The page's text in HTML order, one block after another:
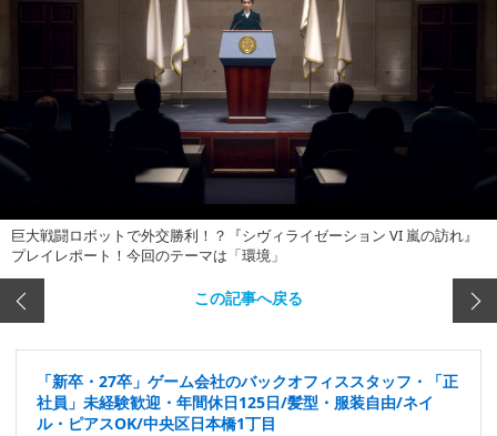
巨大戦闘ロボットで外交勝利！？『シヴィライゼーション VI 嵐の訪れ』
プレイレポート！今回のテーマは「環境」
この記事へ戻る
「新卒・27卒」ゲーム会社のバックオフィススタッフ・「正
社員」未経験歓迎・年間休日125日/髪型・服装自由/ネイ
ル・ピアスOK/中央区日本橋1丁目